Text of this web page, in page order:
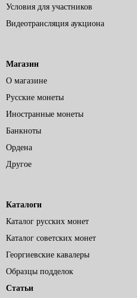
Условия для участников
Видеотрансляция аукциона
Магазин
О магазине
Русские монеты
Иностранные монеты
Банкноты
Ордена
Другое
Каталоги
Каталог русских монет
Каталог советских монет
Георгиевские кавалеры
Образцы подделок
Статьи